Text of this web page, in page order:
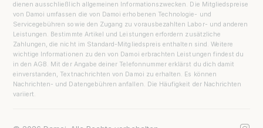
dienen ausschließlich allgemeinen Informationszwecken. Die Mitgliedspreise
von Damoi umfassen die von Damoi erhobenen Technologie- und
Servicegebühren sowie den Zugang zu vorausbezahlten Labor- und anderen
Leistungen. Bestimmte Artikel und Leistungen erfordern zusätzliche
Zahlungen, die nicht im Standard-Mitgliedspreis enthalten sind. Weitere
wichtige Informationen zu den von Damoi erbrachten Leistungen findest du
in den AGB. Mit der Angabe deiner Telefonnummer erklärst du dich damit
einverstanden, Textnachrichten von Damoi zu erhalten. Es können
Nachrichten- und Datengebühren anfallen. Die Häufigkeit der Nachrichten
variiert.